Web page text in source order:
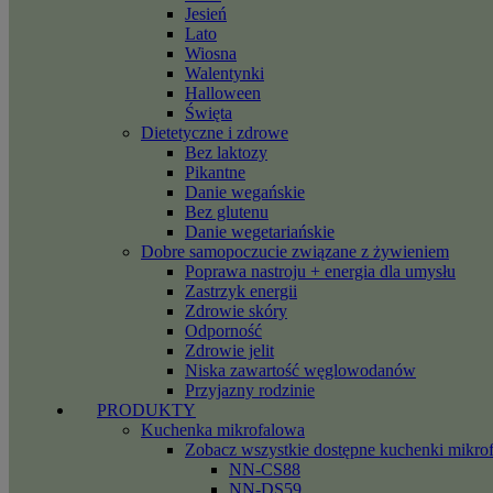
Jesień
Lato
Wiosna
Walentynki
Halloween
Święta
Dietetyczne i zdrowe
Bez laktozy
Pikantne
Danie wegańskie
Bez glutenu
Danie wegetariańskie
Dobre samopoczucie związane z żywieniem
Poprawa nastroju + energia dla umysłu
Zastrzyk energii
Zdrowie skóry
Odporność
Zdrowie jelit
Niska zawartość węglowodanów
Przyjazny rodzinie
PRODUKTY
Kuchenka mikrofalowa
Zobacz wszystkie dostępne kuchenki
NN-CS88
NN-DS59